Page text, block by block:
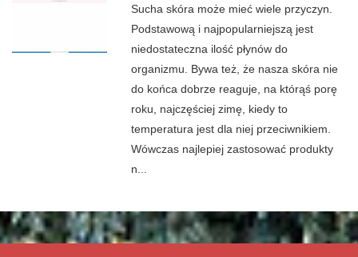
Sucha skóra może mieć wiele przyczyn.
Podstawową i najpopularniejszą jest
niedostateczna ilość płynów do
organizmu. Bywa też, że nasza skóra nie
do końca dobrze reaguje, na którąś porę
roku, najczęściej zimę, kiedy to
temperatura jest dla niej przeciwnikiem.
Wówczas najlepiej zastosować produkty
n...